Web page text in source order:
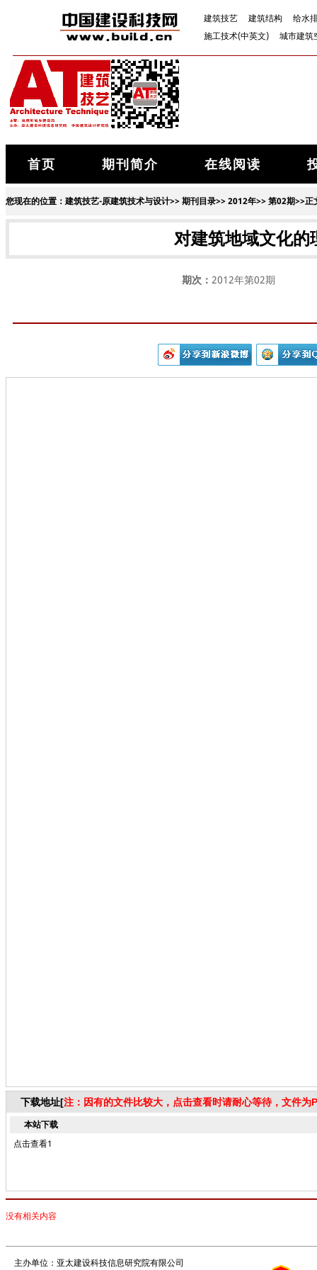
建筑技艺 建筑结构
给水
施工技术(中英文)
城市建筑
首页 期刊简介 在线阅读
您现在的位置： 建筑技艺-原建筑技术与设计>>期刊目录>>2012年>>第02期>>正
对建筑地域文化
期次： 2012年第02期
下载地址[注：因有的文件比较大，点击查看时请耐心等待，文件为
本站下载
点击查看1
没有相关内容
主办单位：亚太建设科技信息研究院有限公司